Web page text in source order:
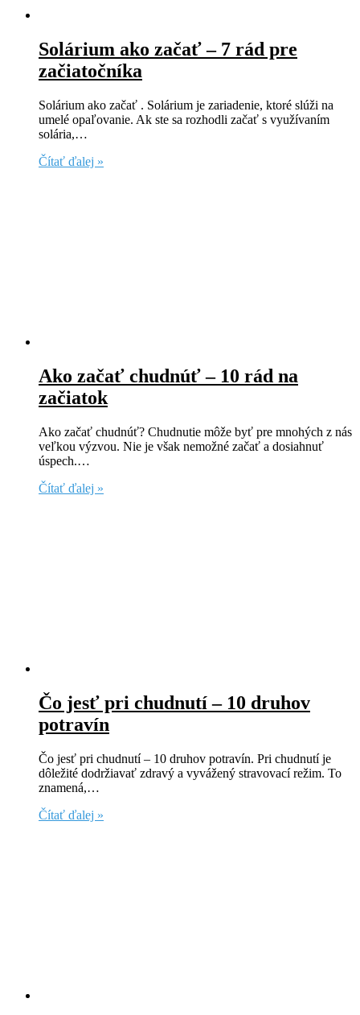
Solárium ako začať – 7 rád pre
začiatočníka
Solárium ako začať . Solárium je zariadenie, ktoré slúži na
umelé opaľovanie. Ak ste sa rozhodli začať s využívaním
solária,…
Čítať ďalej »
Ako začať chudnúť – 10 rád na
začiatok
Ako začať chudnúť? Chudnutie môže byť pre mnohých z nás
veľkou výzvou. Nie je však nemožné začať a dosiahnuť
úspech.…
Čítať ďalej »
Čo jesť pri chudnutí – 10 druhov
potravín
Čo jesť pri chudnutí – 10 druhov potravín. Pri chudnutí je
dôležité dodržiavať zdravý a vyvážený stravovací režim. To
znamená,…
Čítať ďalej »